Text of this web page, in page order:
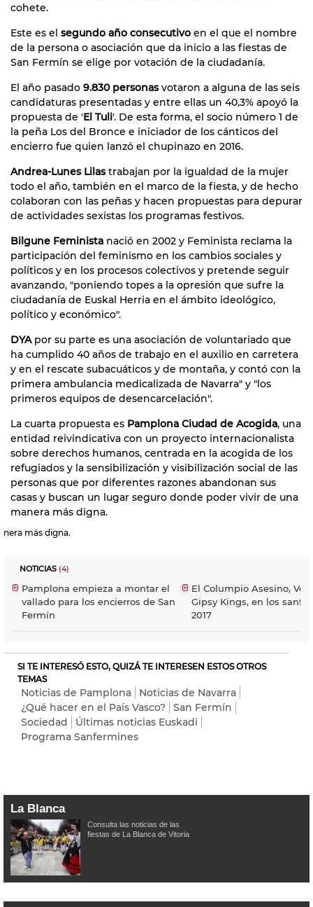
cohete.
Este es el segundo año consecutivo en el que el nombre
de la persona o asociación que da inicio a las fiestas de
San Fermín se elige por votación de la ciudadanía.
El año pasado 9.830 personasvotaron a alguna de las seis
candidaturas presentadas y entre ellas un 40,3% apoyó la
propuesta de 'El Tuli'. De esta forma, el socio número 1 de
la peña Los del Bronce e iniciador de los cánticos del
encierro fue quien lanzó el chupinazo en 2016.
Andrea-Lunes Lilastrabajan por la igualdad de la mujer
todo el año, también en el marco de la fiesta, y de hecho
colaboran con las peñas y hacen propuestas para depurar
de actividades sexistas los programas festivos.
Bilgune Feminista nació en 2002 y Feminista reclama la
participación del feminismo en los cambios sociales y
políticos y en los procesos colectivos y pretende seguir
avanzando, "poniendo topes a la opresión que sufre la
ciudadanía de Euskal Herria en el ámbito ideológico,
político y económico".
DYApor su parte es una asociación de voluntariado que
ha cumplido 40 años de trabajo en el auxilio en carretera
y en el rescate subacuáticos y de montaña, y contó con la
primera ambulancia medicalizada de Navarra" y "los
primeros equipos de desencarcelación".
La cuarta propuesta es Pamplona Ciudad de Acogida, una
entidad reivindicativa con un proyecto internacionalista
sobre derechos humanos, centrada en la acogida de los
refugiados y la sensibilización y visibilización social de las
personas que por diferentes razones abandonan sus
casas y buscan un lugar seguro donde poder vivir de una
manera más digna.
nera más digna.
NOTICIAS (4)
Pamplona empieza a montar el
vallado para los encierros de San
Fermín
El Columpio Asesino,
Gipsy Kings, en los
2017
SI TE INTERESÓ ESTO, QUIZÁ TE INTERESEN ESTOS OTROS
TEMAS
Noticias de Pamplona
Noticias de Navarra
¿Qué hacer en el País Vasco?
San Fermín
Sociedad
Últimas noticias Euskadi
Programa Sanfermines
La Blanca
Consulta las noticias de las
fiestas de La Blanca de Vitoria